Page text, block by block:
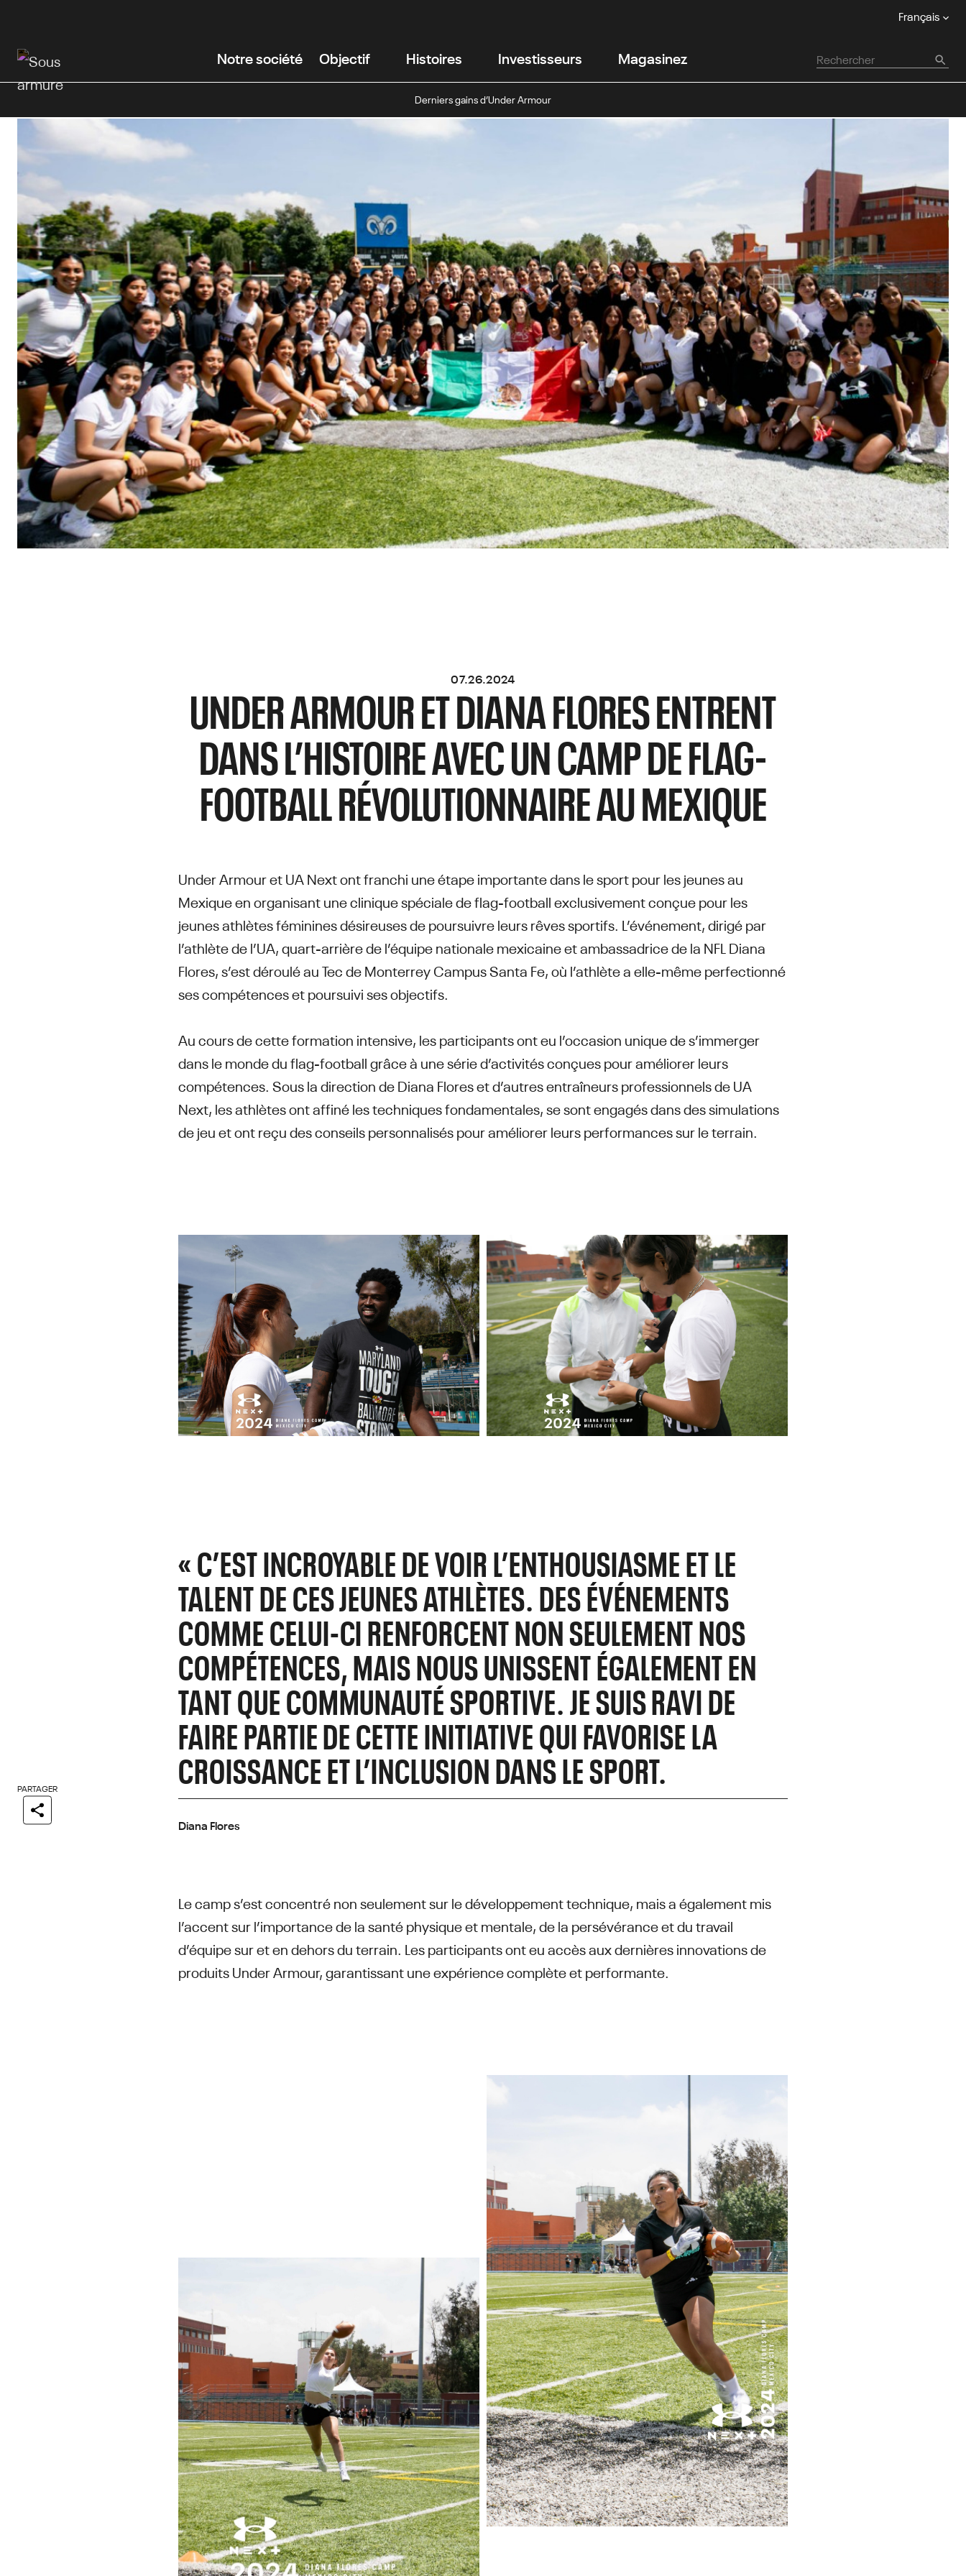
contenu
principal
Français
Notre société Objectif Histoires Investisseurs Magasinez
Derniers gains d’Under Armour
PARTAGER
07.26.2024
UNDER ARMOUR ET DIANA FLORES ENTRENT
DANS L’HISTOIRE AVEC UN CAMP DE FLAG-
FOOTBALL RÉVOLUTIONNAIRE AU MEXIQUE
Under Armour et UA Next ont franchi une étape importante dans le sport pour les jeunes au
Mexique en organisant une clinique spéciale de flag-football exclusivement conçue pour les
jeunes athlètes féminines désireuses de poursuivre leurs rêves sportifs. L’événement, dirigé par
l’athlète de l’UA, quart-arrière de l’équipe nationale mexicaine et ambassadrice de la NFL Diana
Flores, s’est déroulé au Tec de Monterrey Campus Santa Fe, où l’athlète a elle-même perfectionné
ses compétences et poursuivi ses objectifs.
Au cours de cette formation intensive, les participants ont eu l’occasion unique de s’immerger
dans le monde du flag-football grâce à une série d’activités conçues pour améliorer leurs
compétences. Sous la direction de Diana Flores et d’autres entraîneurs professionnels de UA
Next, les athlètes ont affiné les techniques fondamentales, se sont engagés dans des simulations
de jeu et ont reçu des conseils personnalisés pour améliorer leurs performances sur le terrain.
« C’EST INCROYABLE DE VOIR L’ENTHOUSIASME ET LE
TALENT DE CES JEUNES ATHLÈTES. DES ÉVÉNEMENTS
COMME CELUI-CI RENFORCENT NON SEULEMENT NOS
COMPÉTENCES, MAIS NOUS UNISSENT ÉGALEMENT EN
TANT QUE COMMUNAUTÉ SPORTIVE. JE SUIS RAVI DE
FAIRE PARTIE DE CETTE INITIATIVE QUI FAVORISE LA
CROISSANCE ET L’INCLUSION DANS LE SPORT.
Diana Flores
Le camp s’est concentré non seulement sur le développement technique, mais a également mis
l’accent sur l’importance de la santé physique et mentale, de la persévérance et du travail
d’équipe sur et en dehors du terrain. Les participants ont eu accès aux dernières innovations de
produits Under Armour, garantissant une expérience complète et performante.